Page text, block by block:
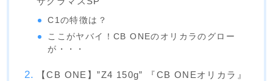
C1の特徴は？
ここがヤバイ！CB ONEのオリカラのグロー
が・・・
【CB ONE】”Z4 150g” 『CB ONEオリカラ』